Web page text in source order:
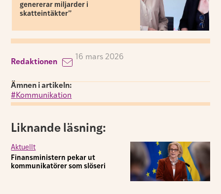
genererar miljarder i
skatteintäkter”
Redaktionen
16 mars 2026
Ämnen i artikeln:
Kommunikation
Liknande läsning:
Aktuellt
Finansministern pekar ut
kommunikatörer som slöseri